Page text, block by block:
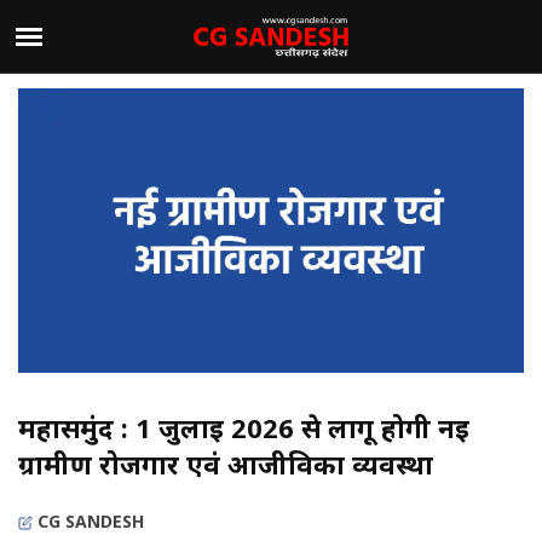
महासमुंद : 1 जुलाई 2026 से लागू होगी नई
ग्रामीण रोजगार एवं आजीविका व्यवस्था
CG SANDESH